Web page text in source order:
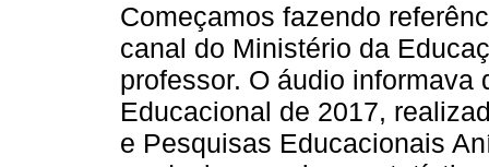
Começamos fazendo
canal do Ministério da
professor. O áudio informava
Educacional de 2017,
e Pesquisas Educacionais